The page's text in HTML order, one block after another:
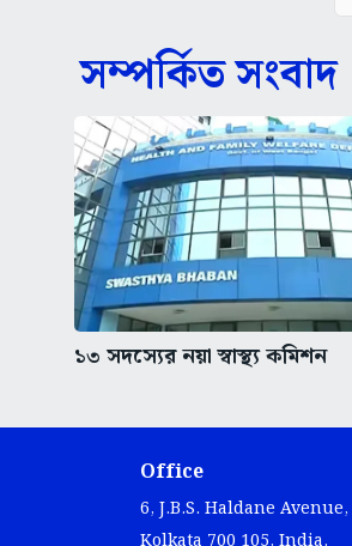
সম্পর্কিত সংবাদ
১৩ সদস্যের নয়া স্বাস্থ্য কমিশন
Office
6, J.B.S. Haldane Avenue,